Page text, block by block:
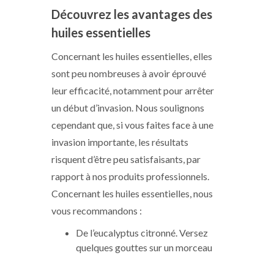
Découvrez les avantages des
huiles essentielles
Concernant les huiles essentielles, elles
sont peu nombreuses à avoir éprouvé
leur efficacité, notamment pour arrêter
un début d’invasion. Nous soulignons
cependant que, si vous faites face à une
invasion importante, les résultats
risquent d’être peu satisfaisants, par
rapport à nos produits professionnels.
Concernant les huiles essentielles, nous
vous recommandons :
De l’eucalyptus citronné. Versez
quelques gouttes sur un morceau